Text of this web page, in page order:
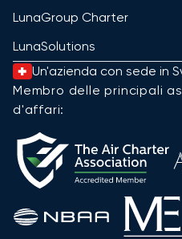
LunaGroup Charter
LunaSolutions
Un'azienda con sede in
Membro delle principali
d'affari: